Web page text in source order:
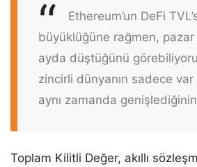
Ethereum’un DeFi
büyüklüğüne rağmen, pazar
ayda düştüğünü
zincirli dünyanın sadece var
aynı zamanda genişlediğinin
Toplam Kilitli Değer, akıllı